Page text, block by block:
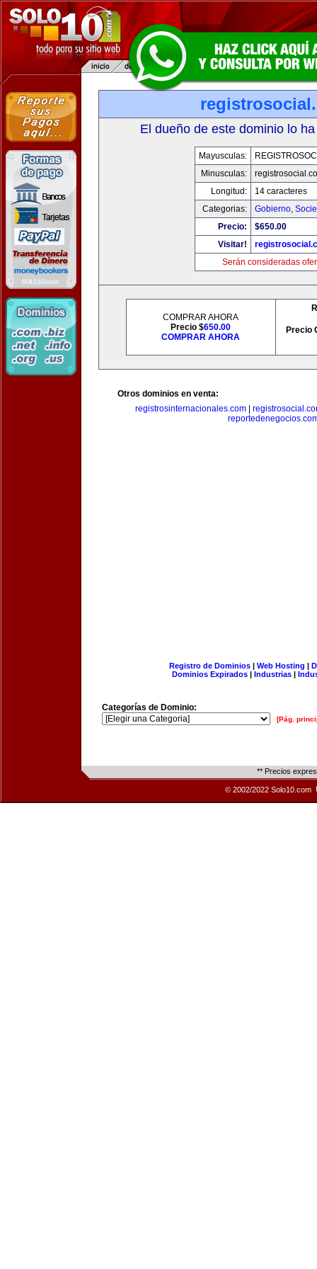
El dueño de este dominio lo
Mayusculas:
Minusculas:
Longitud:
14 caracteres
Categorias:
Gobierno,
Precio:
$650.00
Visitar!
Serán consideradas
COMPRAR AHORA
Precio $650.00
COMPRAR AHORA
Precio
Otros dominios en venta:
registrosinternacionales.com
Registro de Dominios| Web Hosting |
Dominios Expirados | Industrias |
Categorías de Dominio:
[Pág.
** Precios
© 2002/2022 Solo10.com